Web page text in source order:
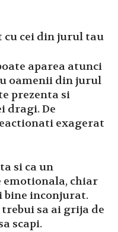
cei din jurul tau
aparea atunci
oamenii din jurul
prezenta si
dragi. De
exagerat
si ca un
chiar
bine inconjurat.
sa ai grija de
scapi.